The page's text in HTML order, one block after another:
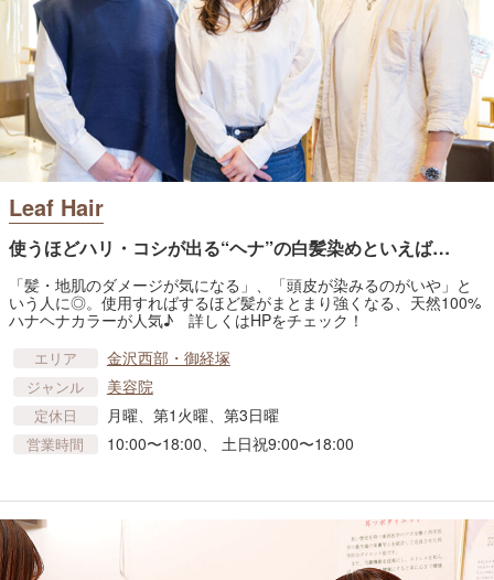
Leaf Hair
使うほどハリ・コシが出る“ヘナ”の白髪染めといえば…
「髪・地肌のダメージが気になる」、「頭皮が染みるのがいや」と
いう人に◎。使用すればするほど髪がまとまり強くなる、天然100%
ハナヘナカラーが人気♪ 詳しくはHPをチェック！
エリア 金沢西部・御経塚
ジャンル 美容院
定休日 月曜、第1火曜、第3日曜
営業時間 10:00〜18:00、 土日祝9:00〜18:00